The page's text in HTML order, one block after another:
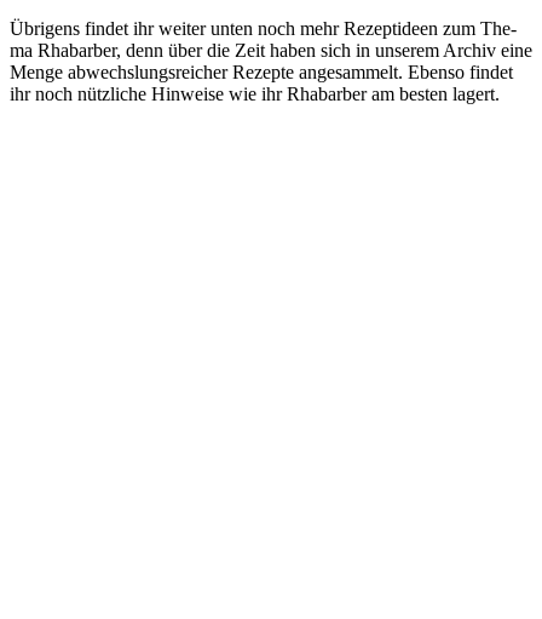
Übri­gens fin­det ihr wei­ter unten noch mehr Rezept­ideen zum The­
ma Rha­bar­ber, denn über die Zeit haben sich in unse­rem Archiv eine
Men­ge abwechs­lungs­rei­cher Rezep­te ange­sam­melt. Eben­so fin­det
ihr noch nütz­li­che Hin­wei­se wie ihr Rha­bar­ber am bes­ten lagert.